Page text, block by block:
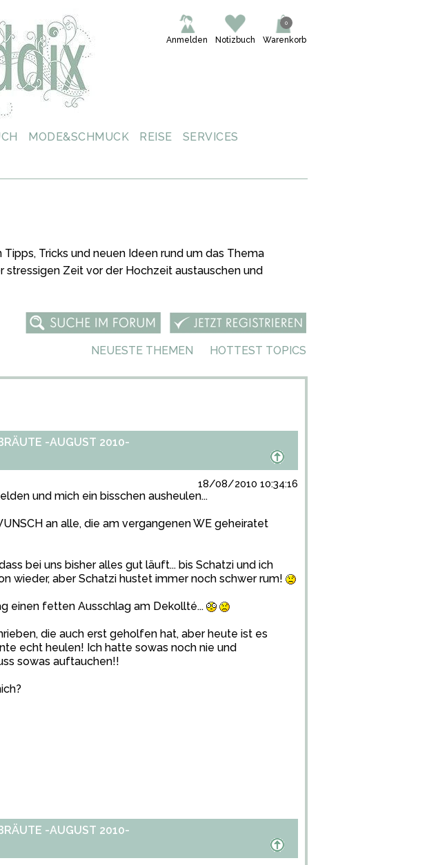
Warenkorb
0
Notizbuch
Anmelden
MODE&SCHMUCK REISE SERVICES
Tricks und neuen Ideen rund um das Thema
stressigen Zeit vor der Hochzeit austauschen und
NEUESTE THEMEN HOTTEST TOPICS
-AUGUST 2010-
18/08/2010 10:34:16
und mich ein bisschen ausheulen...
an alle, die am vergangenen WE geheiratet
bei uns bisher alles gut läuft... bis Schatzi und ich
wieder, aber Schatzi hustet immer noch schwer rum!
einen fetten Ausschlag am Dekollté...
die auch erst geholfen hat, aber heute ist es
echt heulen! Ich hatte sowas noch nie und
sowas auftauchen!!
-AUGUST 2010-